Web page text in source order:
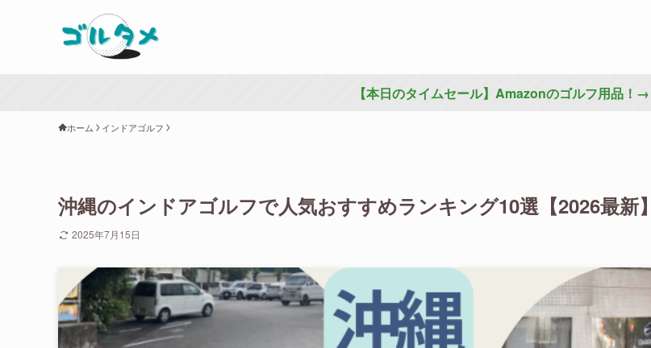
【本日のタイムセール】Amazonのゴルフ用品！→
ホーム インドアゴルフ
沖縄のインドアゴルフで人気おすすめランキング10選【2026最新】
2025年7月15日